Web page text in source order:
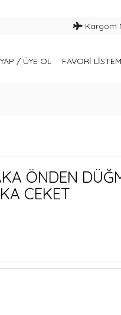
Kargom
/ ÜYE OL FAVORI LISTEM
ÖNDEN
CEKET